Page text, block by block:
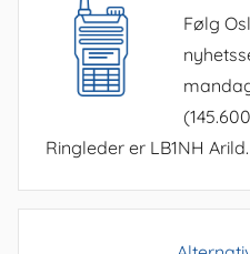
Følg
Ringleder er LB1NH Arild.